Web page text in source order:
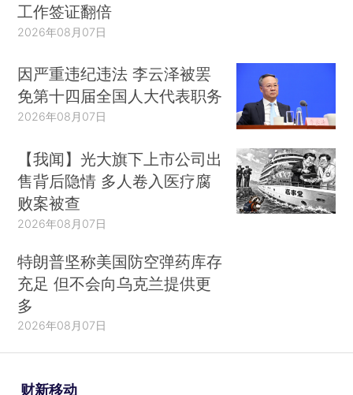
工作签证翻倍
2026年08月07日
因严重违纪违法 李云泽被罢
免第十四届全国人大代表职务
2026年08月07日
【我闻】光大旗下上市公司出
售背后隐情 多人卷入医疗腐
败案被查
2026年08月07日
特朗普坚称美国防空弹药库存
充足 但不会向乌克兰提供更
多
2026年08月07日
财新移动